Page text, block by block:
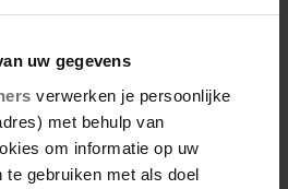
uw gegevens
verwerken je persoonlijke
met behulp van
om informatie op uw
te gebruiken met als doel